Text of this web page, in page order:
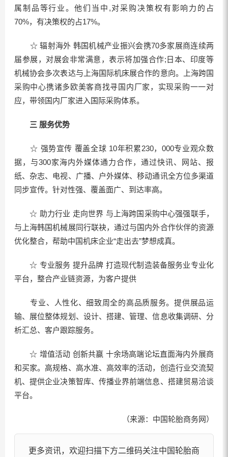
属制品等行业。他们当中,对采购决策权有影响力的占
70%，有决策权的占17%。
☆ 辐射海外 韩国机械产业振兴会携70多家展商连续两
届参展，对展会非常满意，表示将加强合作;日本、印度等
机械协会多次表达与上海国际机床展合作的意向。上海跨国
采购中心携诸多欧美客商找寻国内厂家，实现采购一一对
应，带领国内厂家进入国际采购体系。
三 服务优势
☆ 强势宣传 覆盖全球 10年积累230，000专业观众数
据，与300家海内外媒体通力合作，通过快讯、网站、报
纸、杂志、电视、广播、户外媒体、移动通讯全方位多渠道
同步宣传。针对性强、覆盖面广、到达率高。
☆ 助力行业 走向世界 与上海跨国采购中心强强联手，
与上海韩国机械展同行联袂，通过与国内外合作伙伴的资源
优化整合，帮助中国机床企业“走出去”梦想成真。
☆ 专业服务 提升品牌 打造现代制造装备服务业专业化
平台，整合产业链资源，为客户提供
专业、人性化、细致周全的高品质服务。提供展品运
输、展位整体规划、设计、搭建、管理、信息收集调研、分
析汇总、客户跟踪服务。
☆ 增值活动 创新共赢 十余场高端论坛直面海内外展商
和买家。高规格、高水准、高效率的活动，创造行业交流契
机、提供企业决策智库、传播业界前端信息、搭建贸易洽谈
平台。
（来源：中国轮胎商务网）
更多资讯，欢迎扫描下方二维码关注中国轮胎商